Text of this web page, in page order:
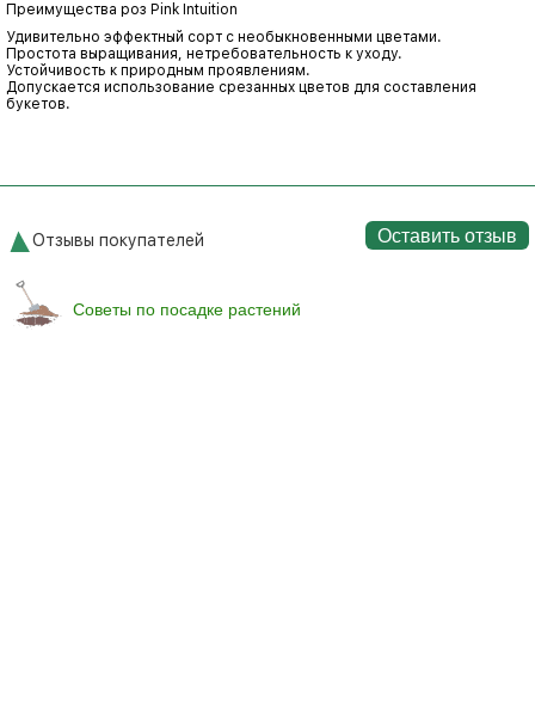
Преимущества роз Pink Intuition
Удивительно эффектный сорт с необыкновенными цветами.
Простота выращивания, нетребовательность к уходу.
Устойчивость к природным проявлениям.
Допускается использование срезанных цветов для составления
букетов.
Оставить отзыв
Отзывы покупателей
Советы по посадке растений